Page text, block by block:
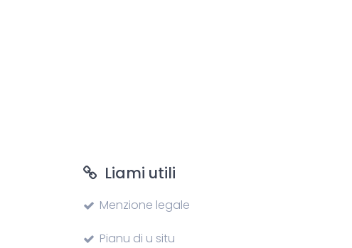
Liami utili
Menzione legale
Pianu di u situ